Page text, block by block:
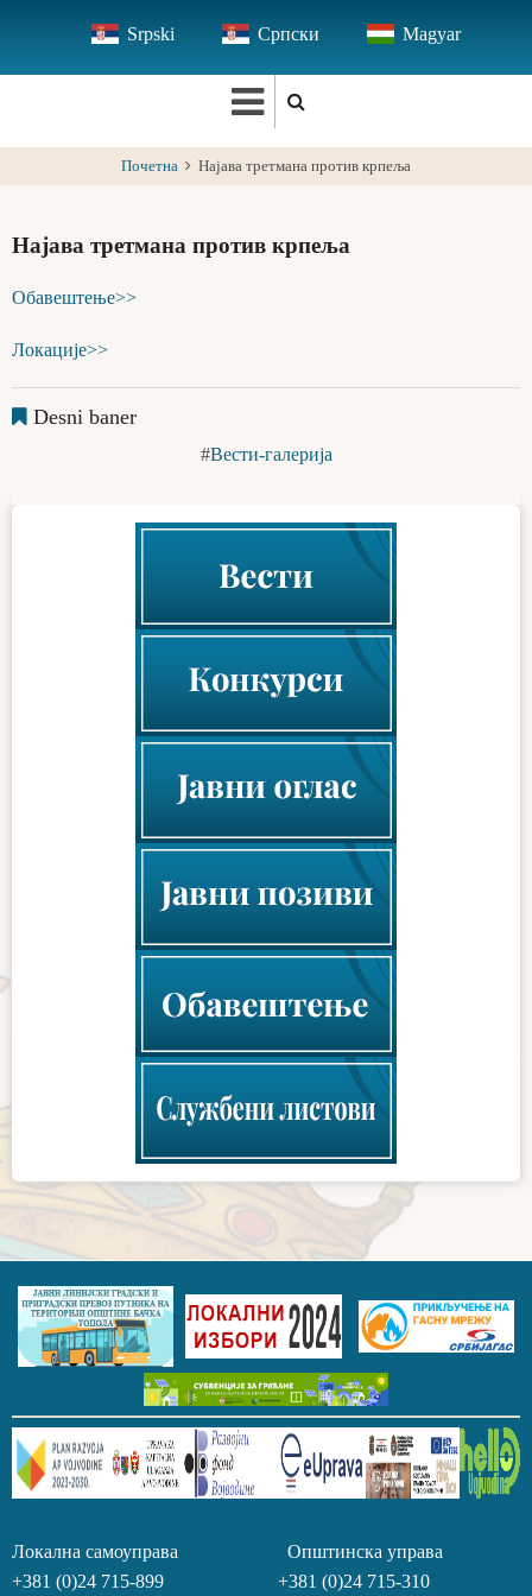
main
Srpski Српски Magyar
Почетна Најава третмана против крпеља
Најава третмана против крпеља
Обавештење>>
Локације>>
Desni baner
Вести-галерија
Локална самоуправа Општинска управа
+381 (0)24 715-899 +381 (0)24 715-310